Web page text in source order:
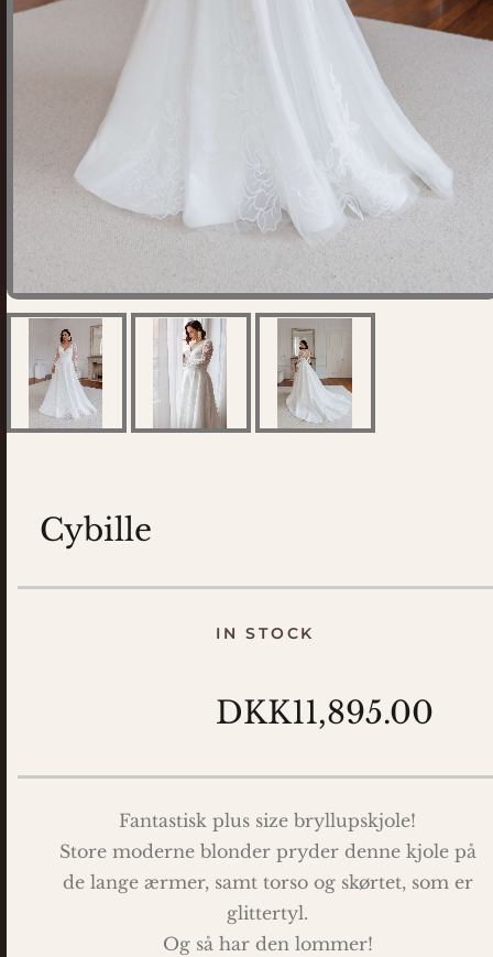
Cybille
IN STOCK
DKK11,895.00
Fantastisk plus size bryllupskjole!
Store moderne blonder pryder denne kjole på
de lange ærmer, samt torso og skørtet, som er
glittertyl.
Og så har den lommer!